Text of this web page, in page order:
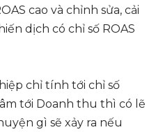
cao và chỉnh sửa, cải
dịch có chỉ số ROAS
chỉ tính tới chỉ số
tới Doanh thu thì có lẽ
gì sẽ xảy ra nếu